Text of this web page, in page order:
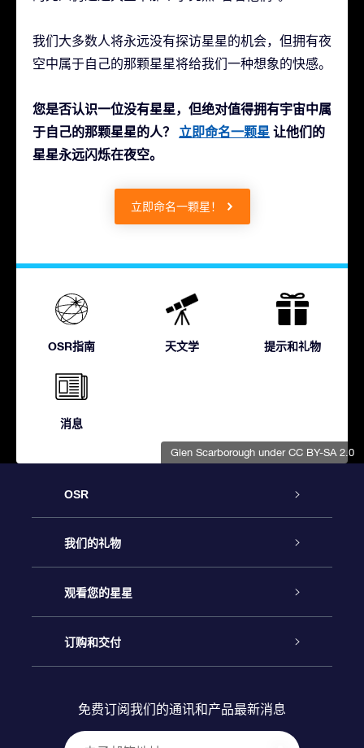
Glen Scarborough under CC BY-SA 2.0
我们大多数人将永远没有探访星星的机会，但拥有夜
空中属于自己的那颗星星将给我们一种想象的快感。
您是否认识一位没有星星，但绝对值得拥有宇宙中属
于自己的那颗星星的人？ 立即命名一颗星 让他们的
星星永远闪烁在夜空。
立即命名一颗星！
OSR指南 天文学 提示和礼物
消息
OSR
客户服务
联系我们
博客
评论
我们的礼物
Online Star礼物
OSR 礼物包
OSR 礼物卡
观看您的星星
Online Star Register
个性化的Star Page
订购和交付
付款信息
免费订阅我们的通讯和产品最新消息